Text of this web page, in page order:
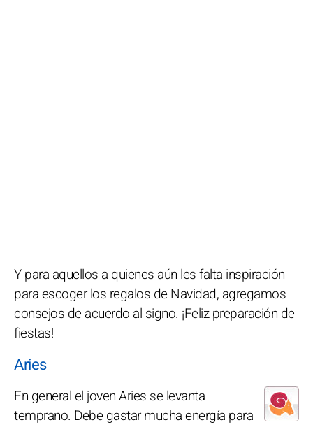
Y para aquellos a quienes aún les falta inspiración
para escoger los regalos de Navidad, agregamos
consejos de acuerdo al signo. ¡Feliz preparación de
fiestas!
Aries
En general el joven Aries se levanta
temprano. Debe gastar mucha energía para